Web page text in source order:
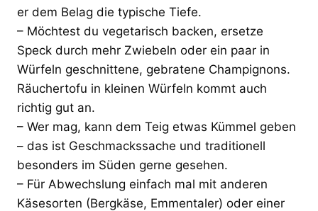
er dem Belag die typische Tiefe.
– Möchtest du vegetarisch backen, ersetze
Speck durch mehr Zwiebeln oder ein paar in
Würfeln geschnittene, gebratene Champignons.
Räuchertofu in kleinen Würfeln kommt auch
richtig gut an.
– Wer mag, kann dem Teig etwas Kümmel geben
– das ist Geschmackssache und traditionell
besonders im Süden gerne gesehen.
– Für Abwechslung einfach mal mit anderen
Käsesorten (Bergkäse, Emmentaler) oder einer